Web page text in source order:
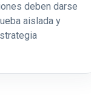
deben darse
aislada y